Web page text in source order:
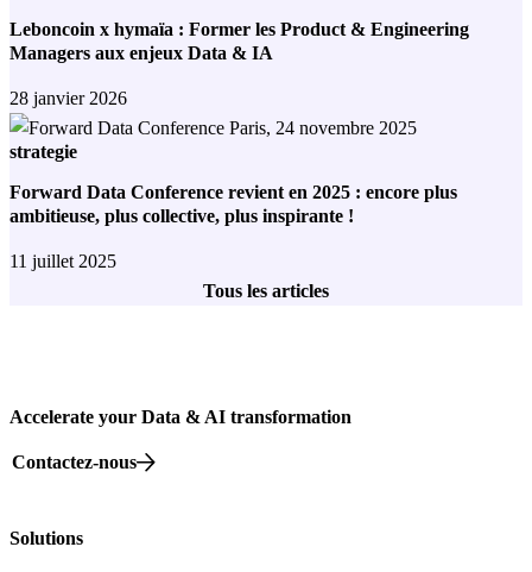
Leboncoin x hymaïa : Former les Product & Engineering
Managers aux enjeux Data & IA
28 janvier 2026
strategie
Forward Data Conference revient en 2025 : encore plus
ambitieuse, plus collective, plus inspirante !
11 juillet 2025
Tous les articles
Accelerate your Data & AI transformation
Contactez-nous
Solutions